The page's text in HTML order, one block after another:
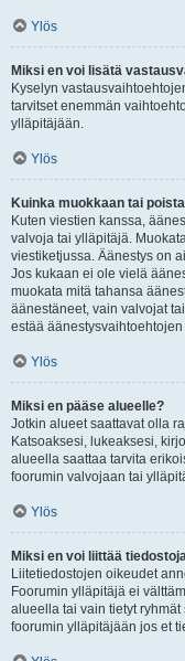
Ylös
Miksi en voi lisätä
Kyselyn
tarvitset enemmän
ylläpitäjään.
Ylös
Kuinka muokkaan tai
Kuten viestien kanssa,
valvoja tai ylläpitäjä.
viestiketjussa. Äänestys on
Jos kukaan ei ole vielä
muokata mitä tahansa
äänestäneet, vain valvojat
estää
Ylös
Miksi en pääse alueelle?
Jotkin alueet saattavat olla
Katsoaksesi, lukeaksesi,
alueella saattaa tarvita
foorumin valvojaan tai
Ylös
Miksi en voi liittää
Liitetiedostojen oikeudet
Foorumin ylläpitäjä ei
alueella tai vain tietyt
foorumin ylläpitäjään jos et